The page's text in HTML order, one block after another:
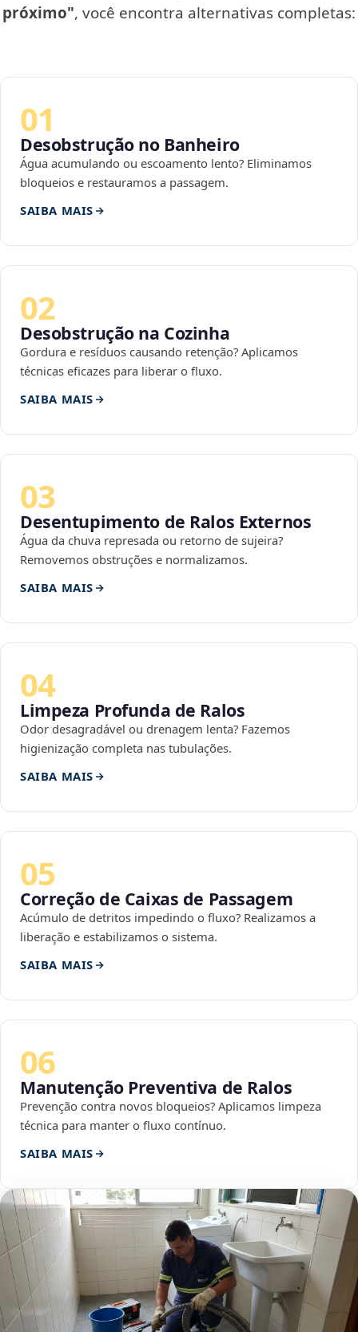
próximo", você encontra alternativas completas:
01
Desobstrução no Banheiro
Água acumulando ou escoamento lento? Eliminamos
bloqueios e restauramos a passagem.
SAIBA MAIS
02
Desobstrução na Cozinha
Gordura e resíduos causando retenção? Aplicamos
técnicas eficazes para liberar o fluxo.
SAIBA MAIS
03
Desentupimento de Ralos Externos
Água da chuva represada ou retorno de sujeira?
Removemos obstruções e normalizamos.
SAIBA MAIS
04
Limpeza Profunda de Ralos
Odor desagradável ou drenagem lenta? Fazemos
higienização completa nas tubulações.
SAIBA MAIS
05
Correção de Caixas de Passagem
Acúmulo de detritos impedindo o fluxo? Realizamos a
liberação e estabilizamos o sistema.
SAIBA MAIS
06
Manutenção Preventiva de Ralos
Prevenção contra novos bloqueios? Aplicamos limpeza
técnica para manter o fluxo contínuo.
SAIBA MAIS